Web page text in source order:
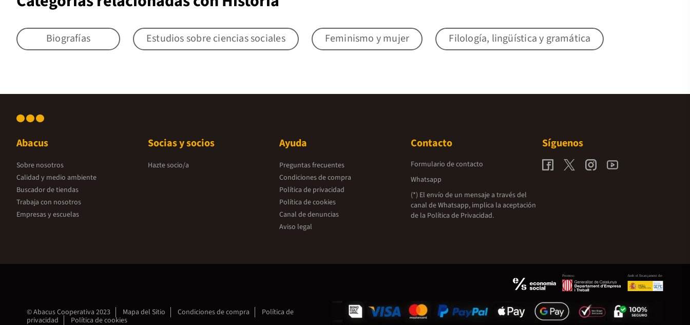
Biografías Estudios sobre ciencias sociales Feminismo y mujer Filología, lingüística y gramática
Abacus
Sobre nosotros
Calidad y medio ambiente
Buscador de tiendas
Trabaja con nosotros
Empresas y escuelas
Socias y socios
Hazte socio/a
Ayuda
Preguntas frecuentes
Condiciones de compra
Política de privacidad
Política de cookies
Canal de denuncias
Aviso legal
Contacto
Formulario de contacto
Whatsapp
(*) El envío de un mensaje a través del
canal de Whatsapp, implica la aceptación
de la Política de Privacidad.
Síguenos
Promou: Amb el finançament de:
© Abacus Cooperativa 2023 Mapa del Sitio Condiciones de compra
Política de
privacidad
Política de cookies